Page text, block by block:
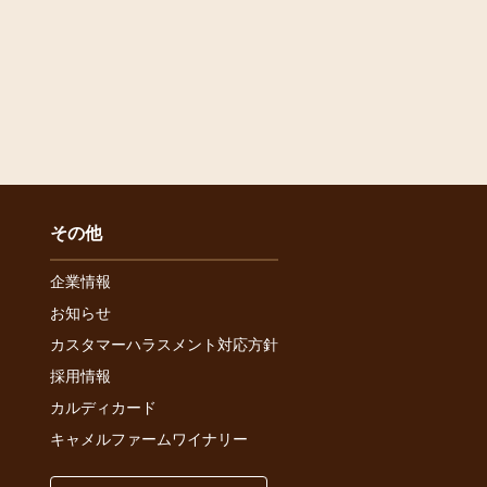
その他
企業情報
お知らせ
カスタマーハラスメント対応方針
採用情報
カルディカード
キャメルファームワイナリー